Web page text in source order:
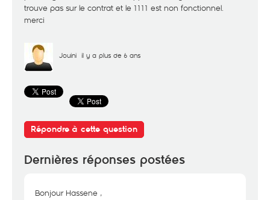
trouve pas sur le contrat et le 1111 est non fonctionnel.
merci
Jouini il y a plus de 6 ans
Répondre à cette question
Dernières réponses postées
Bonjour Hassene ,